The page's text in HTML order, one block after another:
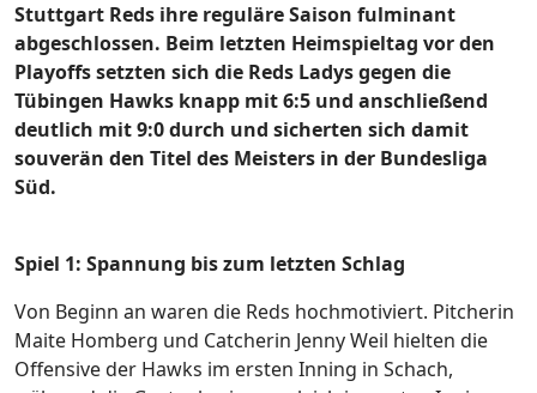
Stuttgart Reds ihre reguläre Saison fulminant
abgeschlossen. Beim letzten Heimspieltag vor den
Playoffs setzten sich die Reds Ladys gegen die
Tübingen Hawks knapp mit 6:5 und anschließend
deutlich mit 9:0 durch und sicherten sich damit
souverän den Titel des Meisters in der Bundesliga
Süd.
Spiel 1: Spannung bis zum letzten Schlag
Von Beginn an waren die Reds hochmotiviert. Pitcherin
Maite Homberg und Catcherin Jenny Weil hielten die
Offensive der Hawks im ersten Inning in Schach,